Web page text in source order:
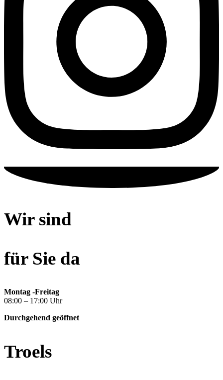
Wir sind
für Sie da
Montag -Freitag
08:00 – 17:00 Uhr
Durchgehend geöffnet
Troels